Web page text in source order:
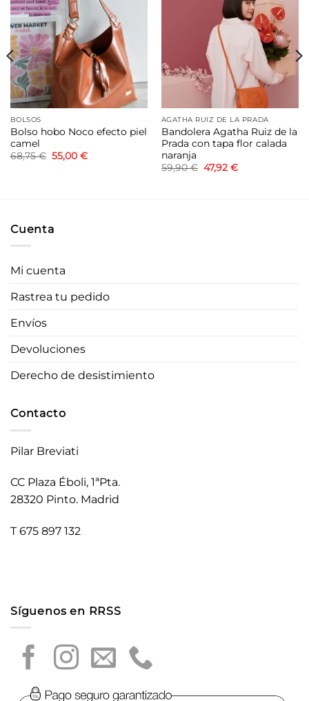
lista de
deseos
BOLSOS
Bolso hobo Noco efecto piel
camel
68,75€ El
precio
55,00 €El
Añadir
a la
lista de
deseos
AGATHA RUIZ DE LA PRADA
Bandolera Agatha Ruiz de la
Prada con tapa flor calada
naranja
59,90€ El
precio
47,92 €El
Cuenta
Mi cuenta
Rastrea tu pedido
Envíos
Devoluciones
Derecho de desistimiento
Contacto
Pilar Breviati
CC Plaza Éboli, 1ªPta.
28320 Pinto. Madrid
T 675 897 132
Síguenos en RRSS